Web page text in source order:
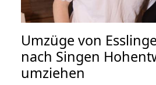
Umzüge von
nach Singen
umziehen